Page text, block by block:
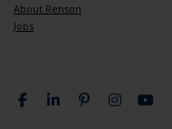
About Renson
Jobs